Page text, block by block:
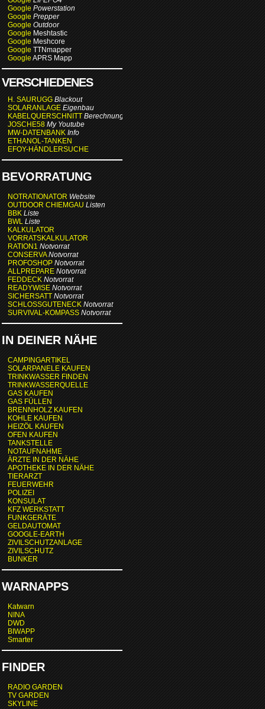
Google Powerstation
Google Prepper
Google Outdoor
Google Meshtastic
Google Meshcore
Google TTNmapper
Google APRS Mapp
VERSCHIEDENES
H. SAURUGG Blackout
SOLARANLAGE Eigenbau
KABELQUERSCHNITT Berechnung
JOSCHE58 My Youtube
MW-DATENBANK Info
ETHANOL-TANKEN
EFOY-HÄNDLERSUCHE
BEVORRATUNG
NOTRATIONATOR Website
OUTDOOR CHIEMGAU Listen
BBK Liste
BWL Liste
KALKULATOR
VORRATSKALKULATOR
RATION1 Notvorrat
CONSERVA Notvorrat
PROFOSHOP Notvorrat
ALLPREPARE Notvorrat
FEDDECK Notvorrat
READYWISE Notvorrat
SICHERSATT Notvorrat
SCHLOSSGUTENECK Notvorrat
SURVIVAL-KOMPASS Notvorrat
IN DEINER NÄHE
CAMPINGARTIKEL
SOLARPANELE KAUFEN
TRINKWASSER FINDEN
TRINKWASSERQUELLE
GAS KAUFEN
GAS FÜLLEN
BRENNHOLZ KAUFEN
KOHLE KAUFEN
HEIZÖL KAUFEN
OFEN KAUFEN
TANKSTELLE
NOTAUFNAHME
ÄRZTE IN DER NÄHE
APOTHEKE IN DER NÄHE
TIERARZT
FEUERWEHR
POLIZEI
KONSULAT
KFZ WERKSTATT
FUNKGERÄTE
GELDAUTOMAT
GOOGLE-EARTH
ZIVILSCHUTZANLAGE
ZIVILSCHUTZ
BUNKER
WARNAPPS
Katwarn
NINA
DWD
BIWAPP
Smarter
FINDER
RADIO GARDEN
TV GARDEN
SKYLINE